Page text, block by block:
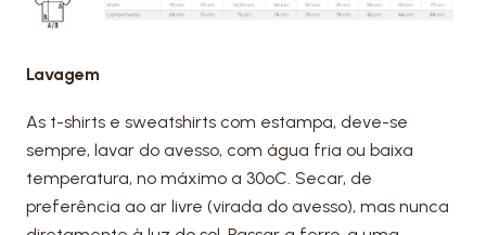
Lavagem
As t-shirts e sweatshirts com estampa, deve-se
sempre, lavar do avesso, com água fria ou baixa
temperatura, no máximo a 30ºC. Secar, de
preferência ao ar livre (virada do avesso), mas nunca